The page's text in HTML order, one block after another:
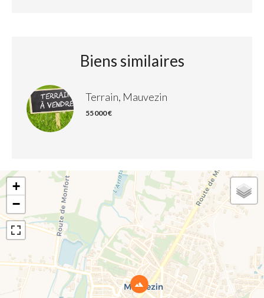
Biens similaires
Terrain, Mauvezin
55 000 €
+
−